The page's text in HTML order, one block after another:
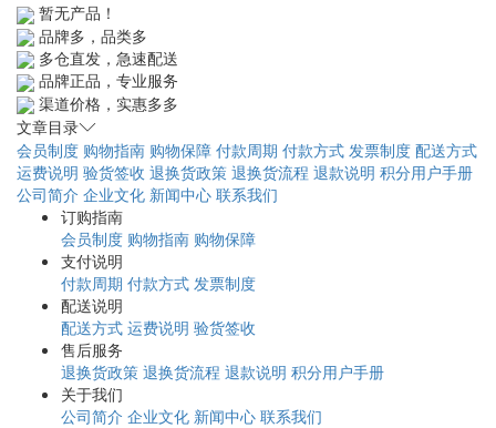
暂无产品！
品牌多，品类多
多仓直发，急速配送
品牌正品，专业服务
渠道价格，实惠多多
文章目录
会员制度 购物指南 购物保障 付款周期 付款方式 发票制度 配送方式
运费说明 验货签收 退换货政策 退换货流程 退款说明 积分用户手册
公司简介 企业文化 新闻中心 联系我们
订购指南
会员制度 购物指南 购物保障
支付说明
付款周期 付款方式 发票制度
配送说明
配送方式 运费说明 验货签收
售后服务
退换货政策 退换货流程 退款说明 积分用户手册
关于我们
公司简介 企业文化 新闻中心 联系我们